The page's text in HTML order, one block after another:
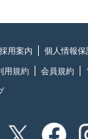
採用案内
個人情報保
用規約 会員規約